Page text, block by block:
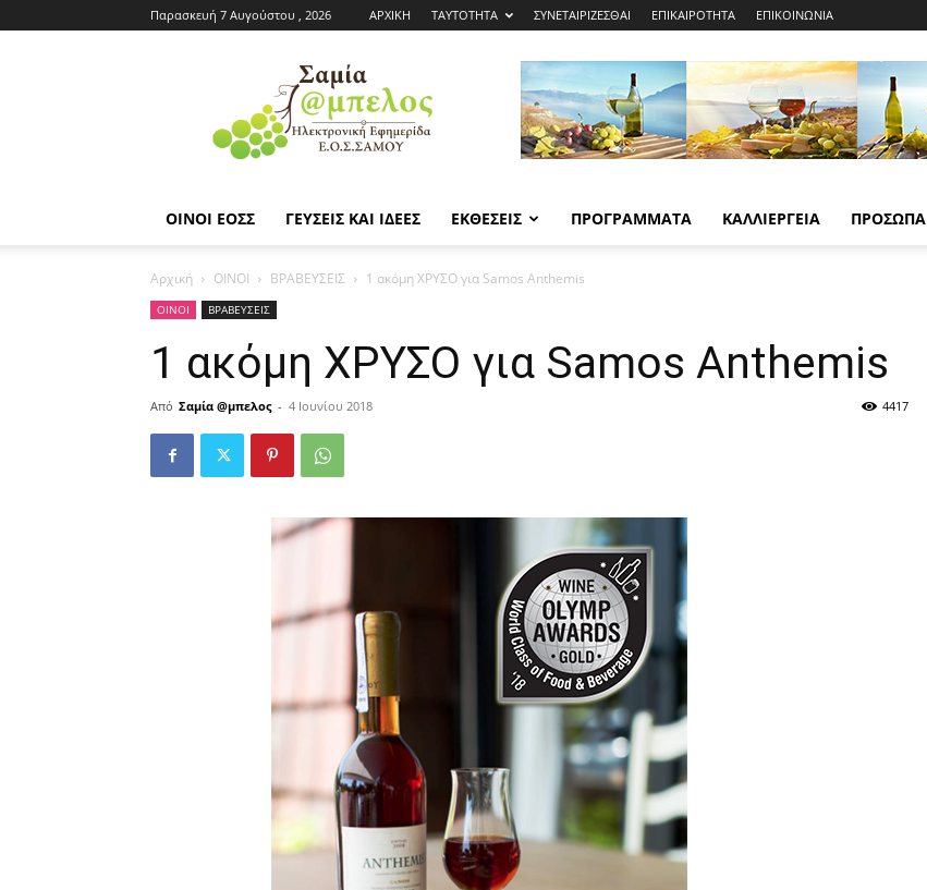
Παρασκευή 7 Αυγούστου , 2026 ΑΡΧΙΚΗ ΤΑΥΤΟΤΗΤΑ ΣΥΝΕΤΑΙΡΙΖΕΣΘΑΙ ΕΠΙΚΑΙΡΟΤΗΤΑ ΕΠΙΚΟΙΝΩΝΙΑ
Εφημερίδα
ΕΟΣΣ
|
Σαμία
ΟΙΝΟΙ ΕΟΣΣ ΓΕΥΣΕΙΣ ΚΑΙ ΙΔΕΕΣ ΕΚΘΕΣΕΙΣ ΠΡΟΓΡΑΜΜΑΤΑ ΚΑΛΛΙΕΡΓΕΙΑ ΠΡΟΣΩΠΑ
Αρχική ΟΙΝΟΙ ΒΡΑΒΕΥΣΕΙΣ 1 ακόμη ΧΡΥΣΟ για Samos Anthemis
ΟΙΝΟΙ ΒΡΑΒΕΥΣΕΙΣ
1 ακόμη ΧΡΥΣΟ για Samos Anthemis
Από Σαμία @μπελος - 4 Ιουνίου 2018 4417